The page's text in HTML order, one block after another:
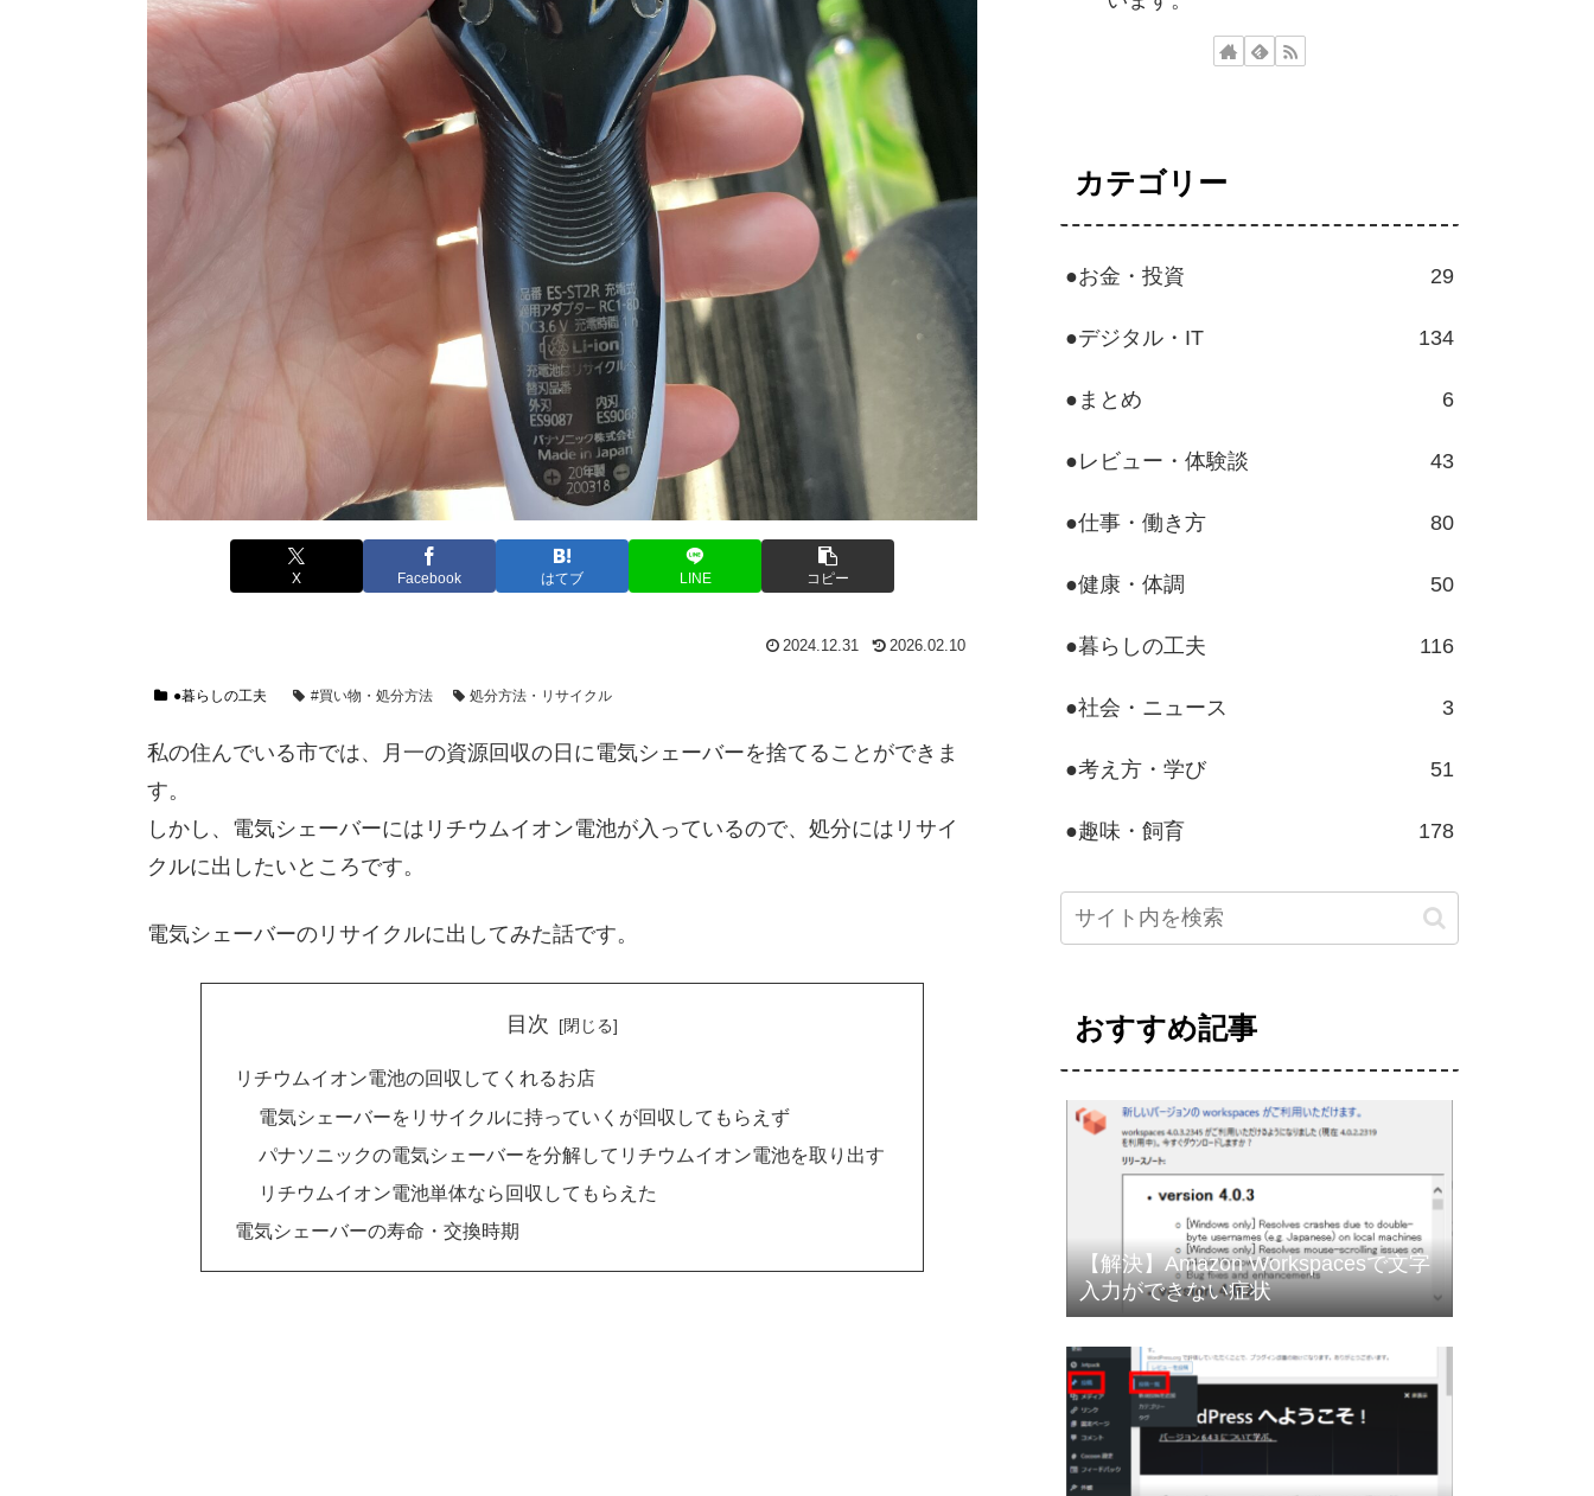
X Facebook はてブ LINE コピー
2024.12.31 2026.02.10
●暮らしの工夫 #買い物・処分方法 処分方法・リサイクル
私の住んでいる市では、月一の資源回収の日に電気シェーバーを捨てることができま
す。
しかし、電気シェーバーにはリチウムイオン電池が入っているので、処分にはリサイ
クルに出したいところです。
電気シェーバーのリサイクルに出してみた話です。
目次
リチウムイオン電池の回収してくれるお店
電気シェーバーをリサイクルに持っていくが回収してもらえず
パナソニックの電気シェーバーを分解してリチウムイオン電池を取り出す
リチウムイオン電池単体なら回収してもらえた
電気シェーバーの寿命・交換時期
カテゴリー
●お金・投資 29
●デジタル・IT 134
●まとめ 6
●レビュー・体験談 43
●仕事・働き方 80
●健康・体調 50
●暮らしの工夫 116
●社会・ニュース 3
●考え方・学び 51
●趣味・飼育 178
おすすめ記事
【解決】Amazon Workspacesで文字
入力ができない症状